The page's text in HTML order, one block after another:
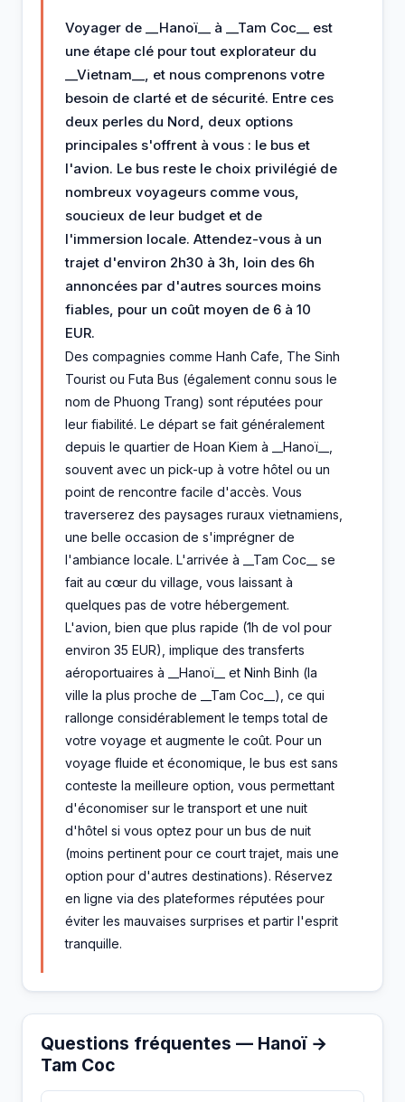
Voyager de __Hanoï__ à __Tam Coc__ est
une étape clé pour tout explorateur du
__Vietnam__, et nous comprenons votre
besoin de clarté et de sécurité. Entre ces
deux perles du Nord, deux options
principales s'offrent à vous : le bus et
l'avion. Le bus reste le choix privilégié de
nombreux voyageurs comme vous,
soucieux de leur budget et de
l'immersion locale. Attendez-vous à un
trajet d'environ 2h30 à 3h, loin des 6h
annoncées par d'autres sources moins
fiables, pour un coût moyen de 6 à 10
EUR.
Des compagnies comme Hanh Cafe, The Sinh
Tourist ou Futa Bus (également connu sous le
nom de Phuong Trang) sont réputées pour
leur fiabilité. Le départ se fait généralement
depuis le quartier de Hoan Kiem à __Hanoï__,
souvent avec un pick-up à votre hôtel ou un
point de rencontre facile d'accès. Vous
traverserez des paysages ruraux vietnamiens,
une belle occasion de s'imprégner de
l'ambiance locale. L'arrivée à __Tam Coc__ se
fait au cœur du village, vous laissant à
quelques pas de votre hébergement.
L'avion, bien que plus rapide (1h de vol pour
environ 35 EUR), implique des transferts
aéroportuaires à __Hanoï__ et Ninh Binh (la
ville la plus proche de __Tam Coc__), ce qui
rallonge considérablement le temps total de
votre voyage et augmente le coût. Pour un
voyage fluide et économique, le bus est sans
conteste la meilleure option, vous permettant
d'économiser sur le transport et une nuit
d'hôtel si vous optez pour un bus de nuit
(moins pertinent pour ce court trajet, mais une
option pour d'autres destinations). Réservez
en ligne via des plateformes réputées pour
éviter les mauvaises surprises et partir l'esprit
tranquille.
Questions fréquentes — Hanoï →
Tam Coc